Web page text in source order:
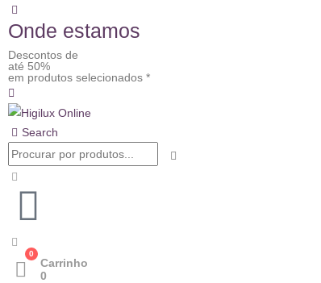
Onde estamos
Descontos de
até 50%
em produtos selecionados *
Search
0
Carrinho
0